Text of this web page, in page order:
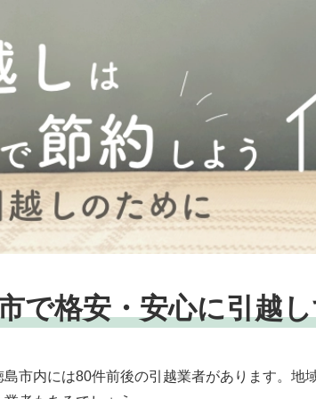
で格安・安心に引越
島市内には80件前後の引越業者があります。地